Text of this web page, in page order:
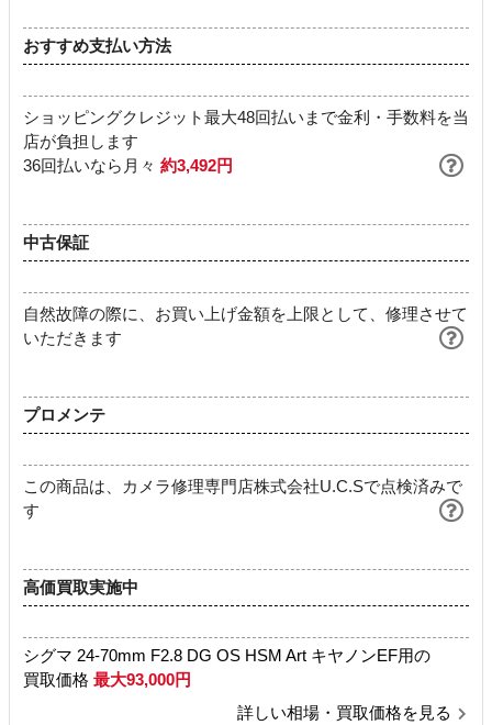
おすすめ支払い方法
ショッピングクレジット最大48回払いまで金利・手数料を当
店が負担します
36回払いなら月々 約3,492円
中古保証
自然故障の際に、お買い上げ金額を上限として、修理させて
いただきます
プロメンテ
この商品は、カメラ修理専門店株式会社U.C.Sで点検済みで
す
高価買取実施中
シグマ 24-70mm F2.8 DG OS HSM Art キヤノンEF用の
買取価格 最大93,000円
詳しい相場・買取価格を見る